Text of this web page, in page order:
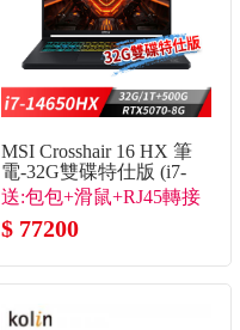
MSI Crosshair 16 HX 筆
電-32G雙碟特仕版 (i7-
14650HX/32G/1T+500G/
8G/Win11)
送:包包+滑鼠+RJ45轉接
線+隨行杯
$ 77200